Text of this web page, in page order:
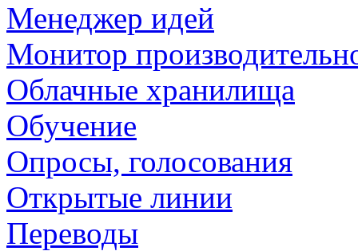
Менеджер идей
Монитор
Облачные хранилища
Обучение
Опросы, голосования
Открытые линии
Переводы